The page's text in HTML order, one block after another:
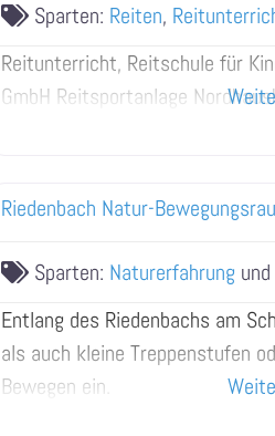
Sparten: Reiten,
Reitunterricht, Reitschule für
GmbH Reitsportanlage
Riedenbach Natur-
Sparten: Naturerfahrung und
Entlang des Riedenbachs am
als auch kleine Treppenstufen
Bewegen ein.